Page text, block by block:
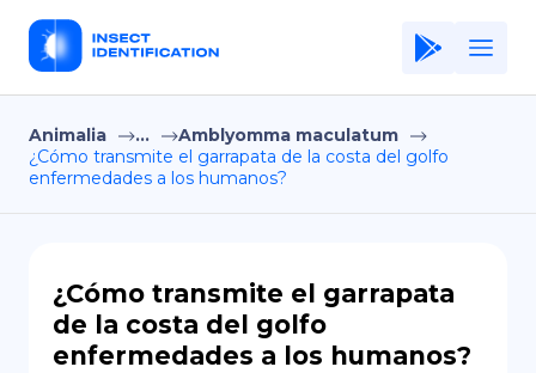
Home
Application
Privacy Policy
ES
Animalia ...
Amblyomma maculatum
¿Cómo transmite el garrapata de la costa del golfo
enfermedades a los humanos?
¿Cómo transmite el garrapata
de la costa del golfo
enfermedades a los humanos?